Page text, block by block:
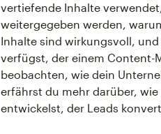
vertiefende Inhalte
weitergegeben werden,
Inhalte sind wirkungsvoll,
verfügst, der einem Content-
beobachten, wie dein
erfährst du mehr darüber,
entwickelst, der Leads